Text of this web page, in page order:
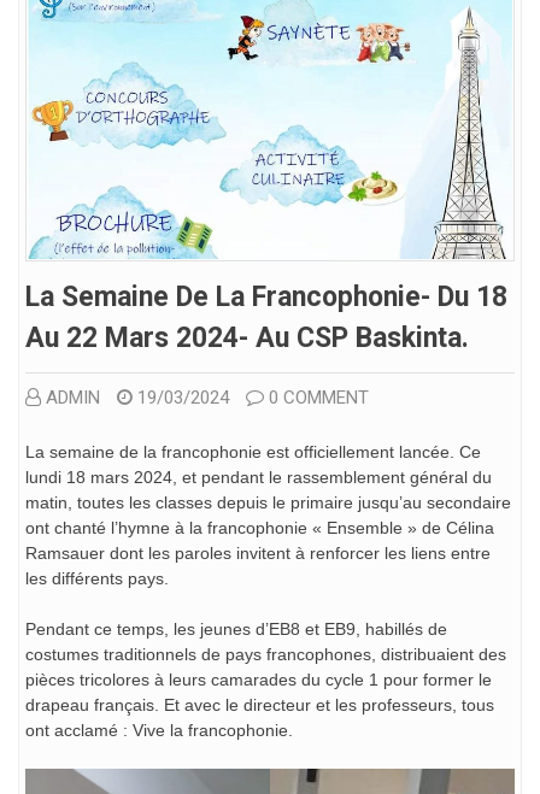
La Semaine De La Francophonie- Du 18
Au 22 Mars 2024- Au CSP Baskinta.
ADMIN 19/03/2024 0 COMMENT
La semaine de la francophonie est officiellement lancée. Ce
lundi 18 mars 2024, et pendant le rassemblement général du
matin, toutes les classes depuis le primaire jusqu’au secondaire
ont chanté l’hymne à la francophonie « Ensemble » de Célina
Ramsauer dont les paroles invitent à renforcer les liens entre
les différents pays.
Pendant ce temps, les jeunes d’EB8 et EB9, habillés de
costumes traditionnels de pays francophones, distribuaient des
pièces tricolores à leurs camarades du cycle 1 pour former le
drapeau français. Et avec le directeur et les professeurs, tous
ont acclamé : Vive la francophonie.